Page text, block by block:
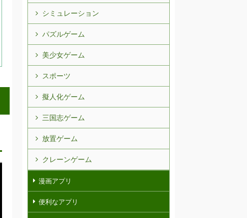
シミュレーション
パズルゲーム
美少女ゲーム
スポーツ
擬人化ゲーム
三国志ゲーム
放置ゲーム
クレーンゲーム
漫画アプリ
便利なアプリ